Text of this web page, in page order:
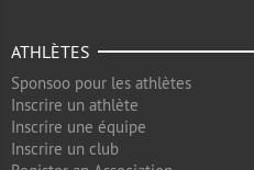
ATHLÈTES
Sponsoo pour les athlètes
Inscrire un athlète
Inscrire une équipe
Inscrire un club